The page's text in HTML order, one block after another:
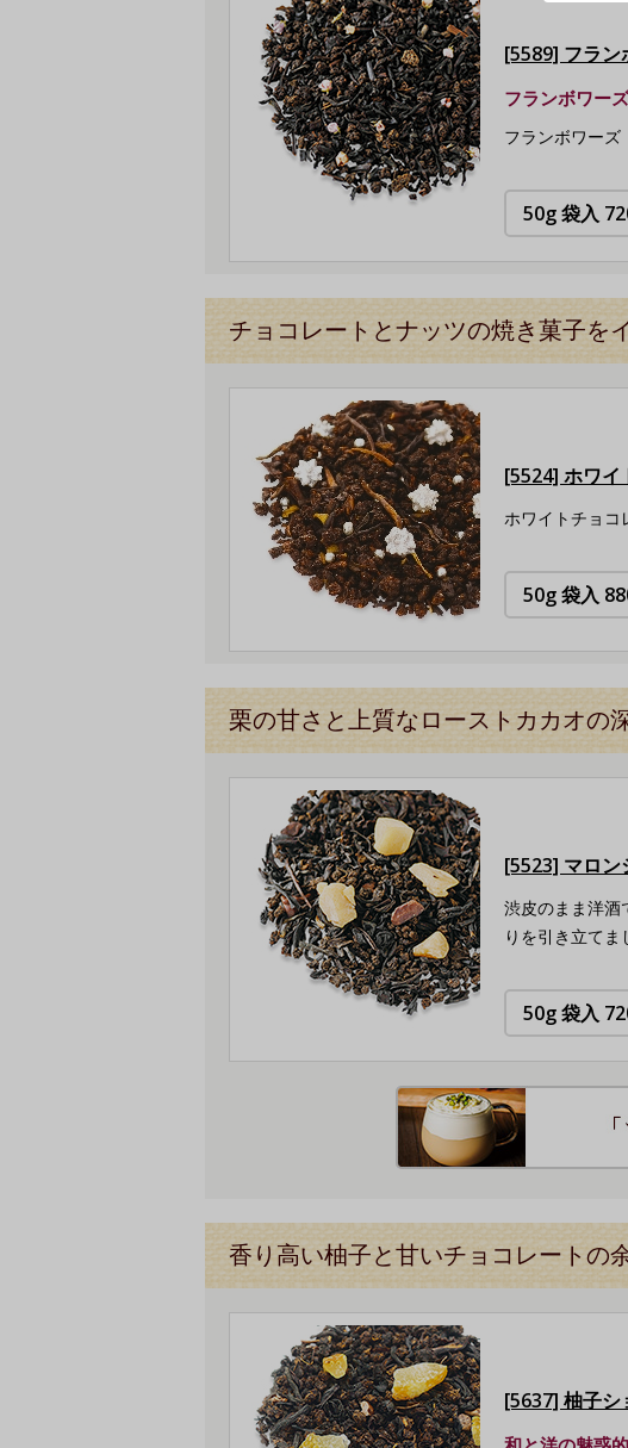
[5589] フラン
フランボワー
フランボワーズ
チョコレートとナッツの焼き菓子を
[5524] ホワイ
ホワイトチョコ
栗の甘さと上質なローストカカオの
[5523] マロン
渋皮のまま洋酒
りを引き立てま
香り高い柚子と甘いチョコレートの
[5637] 柚子シ